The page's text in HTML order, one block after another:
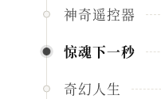
神奇遥控器
惊魂下一秒
奇幻人生